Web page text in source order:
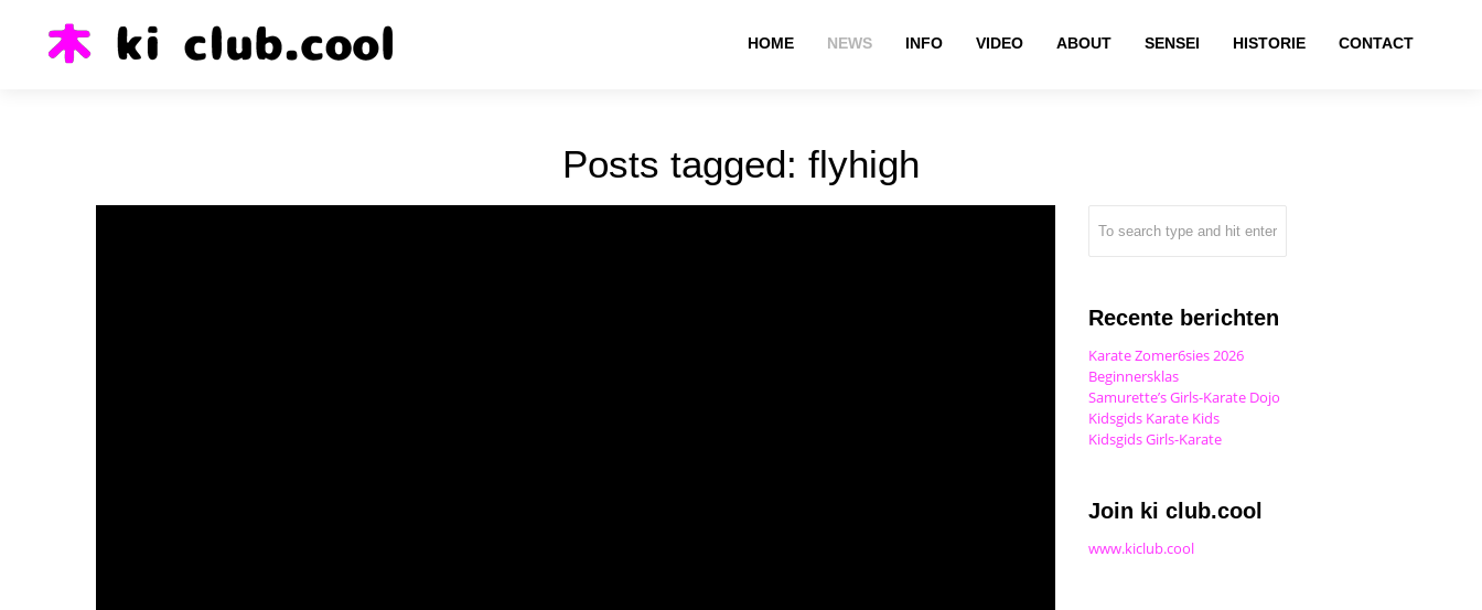
HOME NEWS INFO VIDEO ABOUT SENSEI HISTORIE CONTACT
Posts tagged: flyhigh
Recente berichten
Karate Zomer6sies 2026
Beginnersklas
Samurette’s Girls-Karate Dojo
Kidsgids Karate Kids
Kidsgids Girls-Karate
Join ki club.cool
www.kiclub.cool